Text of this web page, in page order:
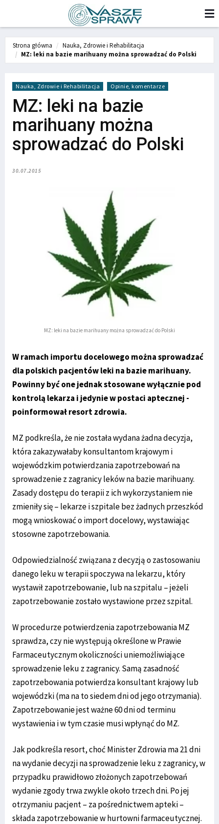
Strona główna
Nauka, Zdrowie i Rehabilitacja
MZ: leki na bazie marihuany można sprowadzać do Polski
Nauka, Zdrowie i Rehabilitacja Opinie, komentarze
MZ: leki na bazie
marihuany można
sprowadzać do Polski
30.07.2015
MZ: leki na bazie marihuany można sprowadzać do Polski
W ramach importu docelowego można sprowadzać
dla polskich pacjentów leki na bazie marihuany.
Powinny być one jednak stosowane wyłącznie pod
kontrolą lekarza i jedynie w postaci aptecznej -
poinformował resort zdrowia.
MZ podkreśla, że nie została wydana żadna decyzja,
która zakazywałaby konsultantom krajowym i
wojewódzkim potwierdzania zapotrzebowań na
sprowadzenie z zagranicy leków na bazie marihuany.
Zasady dostępu do terapii z ich wykorzystaniem nie
zmieniły się – lekarze i szpitale bez żadnych przeszkód
mogą wnioskować o import docelowy, wystawiając
stosowne zapotrzebowania.
Odpowiedzialność związana z decyzją o zastosowaniu
danego leku w terapii spoczywa na lekarzu, który
wystawił zapotrzebowanie, lub na szpitalu – jeżeli
zapotrzebowanie zostało wystawione przez szpital.
W procedurze potwierdzenia zapotrzebowania MZ
sprawdza, czy nie występują określone w Prawie
Farmaceutycznym okoliczności uniemożliwiające
sprowadzenie leku z zagranicy. Samą zasadność
zapotrzebowania potwierdza konsultant krajowy lub
wojewódzki (ma na to siedem dni od jego otrzymania).
Zapotrzebowanie jest ważne 60 dni od terminu
wystawienia i w tym czasie musi wpłynąć do MZ.
Jak podkreśla resort, choć Minister Zdrowia ma 21 dni
na wydanie decyzji na sprowadzenie leku z zagranicy, w
przypadku prawidłowo złożonych zapotrzebowań
wydanie zgody trwa zwykle około trzech dni. Po jej
otrzymaniu pacjent – za pośrednictwem apteki –
składa zapotrzebowanie w hurtowni farmaceutycznej.